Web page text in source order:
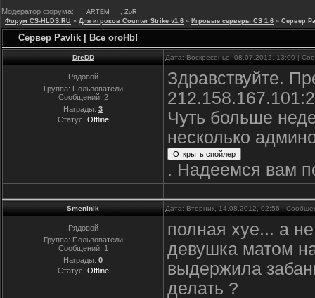
Модератор форума:
___ARTEM___
ZoR
Форум CS-HLDS.RU » Для игроков Counter Strike v1.6 » Игровые серверы CS 1.6 » Сервер
Сервер Pavlik | Bce oroHb!
DreDD Дата: Воскресенье, 08.07.2012, 13:00 |
Рядовой
Группа: Пользователи
Сообщений: 2
Награды: 3
Статус: Offline
Здравствуйте.
Чуть больше
несколько
. Надеемся вам
Smeninik Дата: Вторник, 14.08.2012, 02:56 |
Рядовой
Группа: Пользователи
Сообщений: 1
Награды: 0
Статус: Offline
полная хуе... а
девушка матом
выдержила
делать ?